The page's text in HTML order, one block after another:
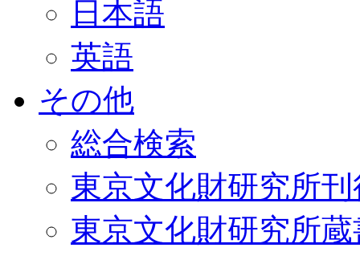
日本語
英語
その他
総合検索
東京文化財研究所
東京文化財研究所